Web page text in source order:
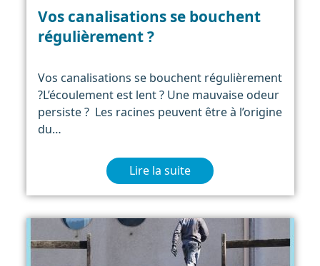
Vos canalisations se bouchent
régulièrement ?
Vos canalisations se bouchent régulièrement
?L’écoulement est lent ? Une mauvaise odeur
persiste ? Les racines peuvent être à l’origine
du…
Lire la suite